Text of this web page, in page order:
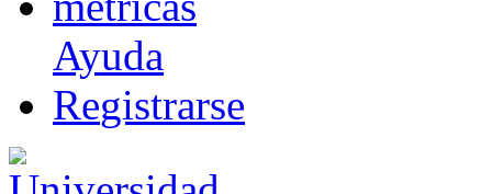
Ayuda
Registrarse